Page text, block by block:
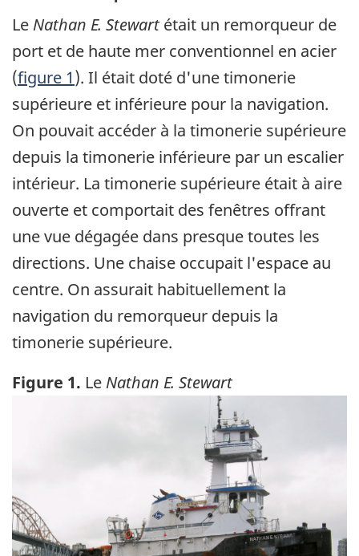
Le Nathan E. Stewartétait un remorqueur de
port et de haute mer conventionnel en acier
(figure 1). Il était doté d'une timonerie
supérieure et inférieure pour la navigation.
On pouvait accéder à la timonerie supérieure
depuis la timonerie inférieure par un escalier
intérieur. La timonerie supérieure était à aire
ouverte et comportait des fenêtres offrant
une vue dégagée dans presque toutes les
directions. Une chaise occupait l'espace au
centre. On assurait habituellement la
navigation du remorqueur depuis la
timonerie supérieure.
Figure 1. Le Nathan E. Stewart